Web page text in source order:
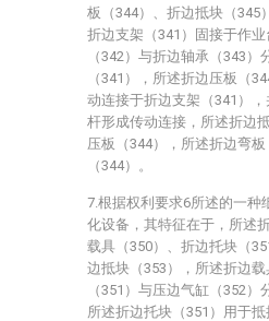
板（344）、折边抵块（345
折边支架（341）固接于作
（342）与折边轴承（343）
（341），所述折边压板（
动连接于折边支架（341）
杆形成传动连接，所述折边
压板（344），所述折边弯
（344）。
7.根据权利要求6所述的一种
化设备，其特征在于，所述
载具（350）、折边托块（
边抵块（353），所述折边
（351）与压边气缸（352）
所述折边托块（351）用于